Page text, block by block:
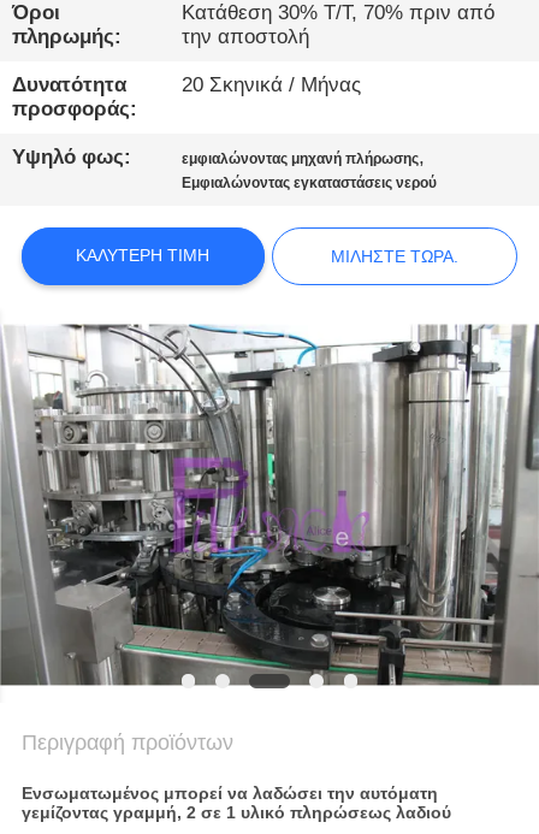
ΝΈΑ
ΜΙΛΉΣΤΕ
ΤΏΡΑ.
ΠΟΛΙΤΙΚΉ
ΑΠΟΡΡΉΤΟΥ
Όροι
πληρωμής:
Κατάθεση 30% T/T, 70% πριν από
την αποστολή
Δυνατότητα
προσφοράς:
20 Σκηνικά / Μήνας
Υψηλό φως: εμφιαλώνοντας μηχανή πλήρωσης,
Εμφιαλώνοντας εγκαταστάσεις νερού
ΚΑΛΎΤΕΡΗ ΤΙΜΉ ΜΙΛΉΣΤΕ ΤΏΡΑ.
Περιγραφή προϊόντων
Ενσωματωμένος μπορεί να λαδώσει την αυτόματη
γεμίζοντας γραμμή, 2 σε 1 υλικό πληρώσεως λαδιού